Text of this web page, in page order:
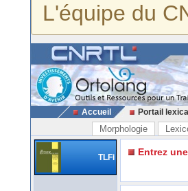
L'équipe du
Accueil Portail lexical
Morphologie
TLFi Entrez